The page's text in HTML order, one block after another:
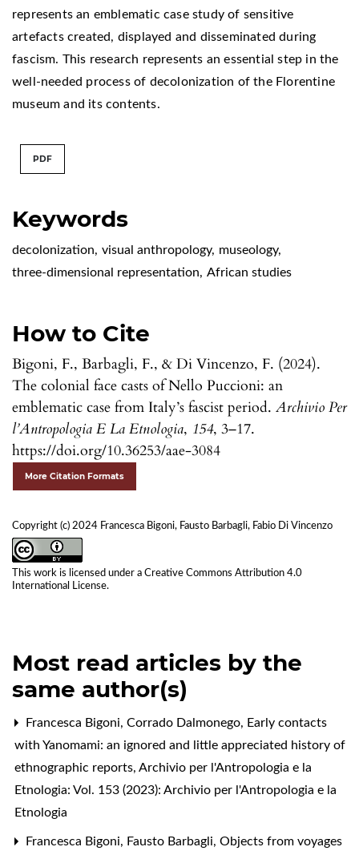
Keywords
decolonization, visual anthropology, museology,
three-dimensional representation, African studies
How to Cite
Bigoni, F., Barbagli, F., & Di Vincenzo, F. (2024).
The colonial face casts of Nello Puccioni: an
emblematic case from Italy’s fascist period. Archivio Per
l’Antropologia E La Etnologia, 154, 3–17.
https://doi.org/10.36253/aae-3084
More Citation Formats
Copyright (c) 2024 Francesca Bigoni, Fausto Barbagli, Fabio Di Vincenzo
This work is licensed under a Creative Commons Attribution 4.0
International License.
represents an emblematic case study of sensitive
artefacts created, displayed and disseminated during
fascism. This research represents an essential step in the
well-needed process of decolonization of the Florentine
museum and its contents.
PDF
Most read articles by the
same author(s)
Francesca Bigoni, Corrado Dalmonego, Early contacts
with Yanomami: an ignored and little appreciated history of
ethnographic reports, Archivio per l'Antropologia e la
Etnologia: Vol. 153 (2023): Archivio per l'Antropologia e la
Etnologia
Francesca Bigoni, Fausto Barbagli, Objects from voyages